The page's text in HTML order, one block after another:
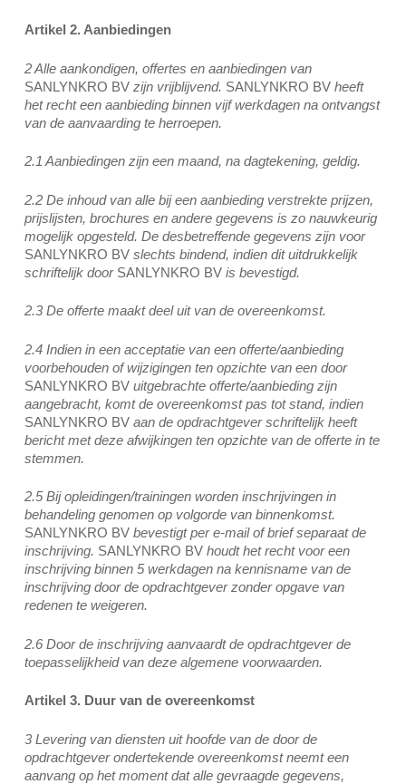
Artikel 2. Aanbiedingen
2 Alle aankondigen, offertes en aanbiedingen van
SANLYNKRO BVzijn vrijblijvend. SANLYNKRO BVheeft
het recht een aanbieding binnen vijf werkdagen na ontvangst
van de aanvaarding te herroepen.
2.1 Aanbiedingen zijn een maand, na dagtekening, geldig.
2.2 De inhoud van alle bij een aanbieding verstrekte prijzen,
prijslijsten, brochures en andere gegevens is zo nauwkeurig
mogelijk opgesteld. De desbetreffende gegevens zijn voor
SANLYNKRO BVslechts bindend, indien dit uitdrukkelijk
schriftelijk door SANLYNKRO BVis bevestigd.
2.3 De offerte maakt deel uit van de overeenkomst.
2.4 Indien in een acceptatie van een offerte/aanbieding
voorbehouden of wijzigingen ten opzichte van een door
SANLYNKRO BVuitgebrachte offerte/aanbieding zijn
aangebracht, komt de overeenkomst pas tot stand, indien
SANLYNKRO BVaan de opdrachtgever schriftelijk heeft
bericht met deze afwijkingen ten opzichte van de offerte in te
stemmen.
2.5 Bij opleidingen/trainingen worden inschrijvingen in
behandeling genomen op volgorde van binnenkomst.
SANLYNKRO BVbevestigt per e-mail of brief separaat de
inschrijving. SANLYNKRO BVhoudt het recht voor een
inschrijving binnen 5 werkdagen na kennisname van de
inschrijving door de opdrachtgever zonder opgave van
redenen te weigeren.
2.6 Door de inschrijving aanvaardt de opdrachtgever de
toepasselijkheid van deze algemene voorwaarden.
Artikel 3. Duur van de overeenkomst
3 Levering van diensten uit hoofde van de door de
opdrachtgever ondertekende overeenkomst neemt een
aanvang op het moment dat alle gevraagde gegevens,